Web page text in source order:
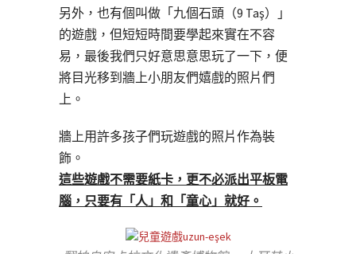
另外，也有個叫做「九個石頭（9 Taş）」
的遊戲，但短短時間要學起來實在不容
易，最後我們只好意思意思玩了一下，便
將目光移到牆上小朋友們嬉戲的照片們
上。
牆上用許多孩子們玩遊戲的照片作為裝
飾。
這些遊戲不需要紙卡，更不必派出平板電
腦，只要有「人」和「童心」就好。